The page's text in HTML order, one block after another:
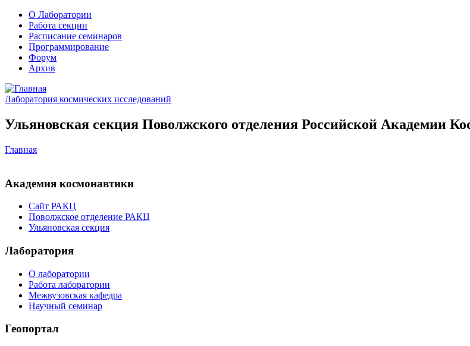
О Лаборатории
Работа секции
Расписание семинаров
Программирование
Форум
Архив
Лаборатория космических исследований
Ульяновская секция Поволжского отделения Российской Академии
Главная
Академия космонавтики
Сайт РАКЦ
Поволжское отделение РАКЦ
Ульяновская секция
Лаборатория
О лаборатории
Работа лаборатории
Межвузовская кафедра
Научный семинар
Геопортал